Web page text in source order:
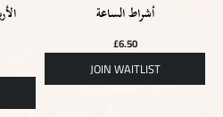
أشراط الساعة
£6.50